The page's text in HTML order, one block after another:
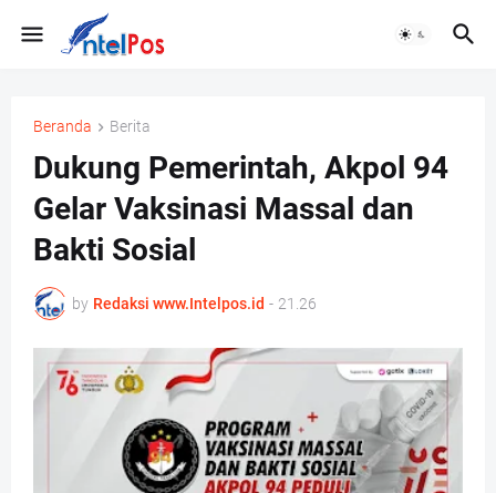
Beranda Berita
Dukung Pemerintah, Akpol 94
Gelar Vaksinasi Massal dan
Bakti Sosial
by Redaksi www.Intelpos.id - 21.26